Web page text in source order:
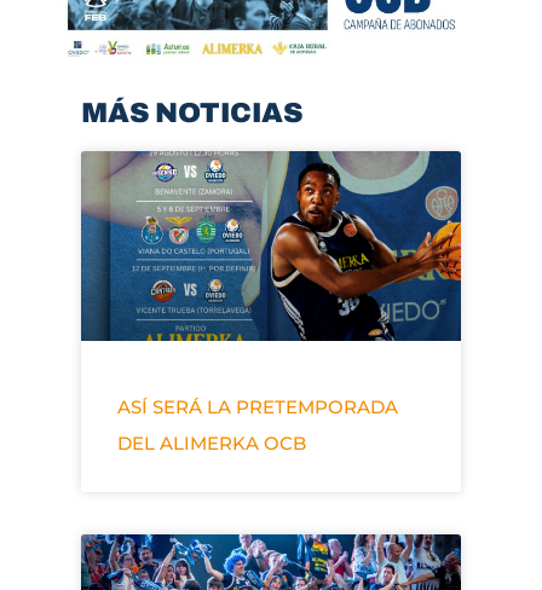
MÁS NOTICIAS
ASÍ SERÁ LA PRETEMPORADA
DEL ALIMERKA OCB